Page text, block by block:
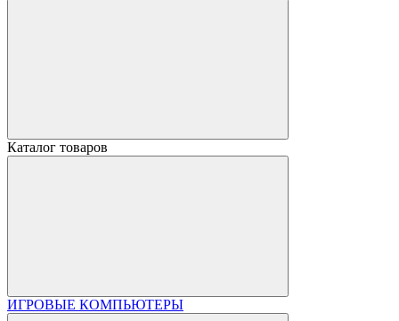
Каталог товаров
ИГРОВЫЕ КОМПЬЮТЕРЫ